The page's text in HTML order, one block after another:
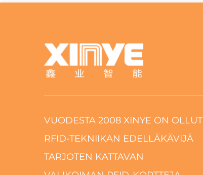
VUODESTA 2008 XINYE ON OLLUT
RFID-TEKNIIKAN EDELLÄKÄVIJÄ
TARJOTEN KATTAVAN